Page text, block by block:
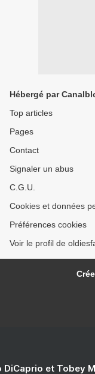
Hébergé par
Top articles
Pages
Contact
Signaler un abus
C.G.U.
Cookies et données
Préférences cookies
Voir le profil de
DiCaprio et Tobey